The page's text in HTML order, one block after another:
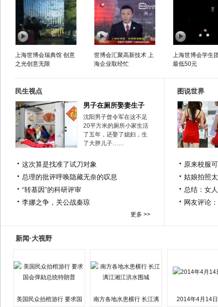
上海世博会瑞典馆 创意
之光创意无限
世博会汇聚高新技术 上
海企业取经忙
上海世博会学生
最低50元
民生视点
男子在厕所娶妻生子
沈阳男子曾令军在这不足
20平方米的厕所小家生活
了五年，还娶了媳妇，生
了大胖儿子……
这次算是找准了试刀对象
总理的批评呼唤隐藏无奈的叹息
“转基因”的科研评审
李娜之争，关公战秦琼
更多 >>
图说世界
原来校服
姑娘拍照
总结：女
网友评论
新闻·大视野
美国民众抬棺游行 要求国
南方各地水患横行 长江漓
2014年4月14